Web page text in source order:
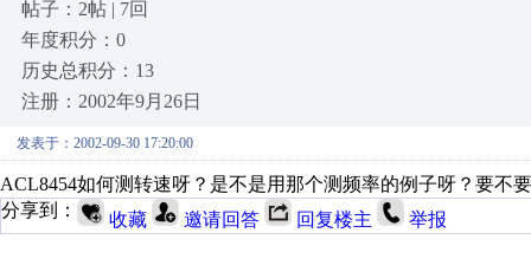
帖子：2帖 | 7回
年度积分：0
历史总积分：13
注册：2002年9月26日
发表于：2002-09-30 17:20:00
ACL8454如何测转速呀？是不是用那个测频率的例子呀？要不
分享到：
收藏 邀请回答 回复楼主 举报